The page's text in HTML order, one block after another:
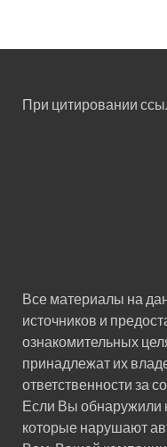
При цитировании
Все материалы на
источников и
ознакомительных
принадлежат их
ответственности за
Если Вы обнаружили
которые нарушают